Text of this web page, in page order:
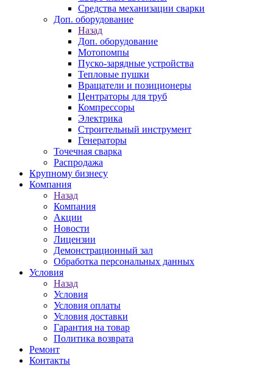
Средства механизации сварки
Доп. оборудование
Назад
Доп. оборудование
Мотопомпы
Пуско-зарядные устройства
Тепловые пушки
Вращатели и позиционеры
Центраторы для труб
Компрессоры
Электрика
Строительный инструмент
Генераторы
Точечная сварка
Распродажа
Крупному бизнесу
Компания
Назад
Компания
Акции
Новости
Лицензии
Демонстрационный зал
Обработка персональных данных
Условия
Назад
Условия
Условия оплаты
Условия доставки
Гарантия на товар
Политика возврата
Ремонт
Контакты